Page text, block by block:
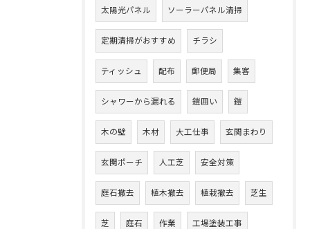
太陽光パネル ソーラーパネル清掃
定期清掃がおすすめ チラシ
ティッシュ 配布 郵便局 集客
シャワーから漏れる 鎧囲い 鎧
木の壁 木材 大工仕事 玄関まわり
玄関ポーチ 人工芝 安全対策
庭石撤去 植木撤去 植栽撤去 芝生
芝 庭石 作業 工場塗装工事